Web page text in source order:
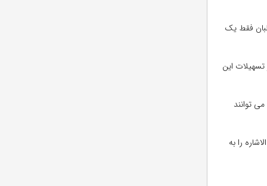
به مقاطع بالاتر در وزارت بهداشت، درمان و آموزش پزشکی مصوب ۲۷ آذر ۱۴۰۰» داوطلبان فقط یک
توانند از تسهیلات این
توانند
را به